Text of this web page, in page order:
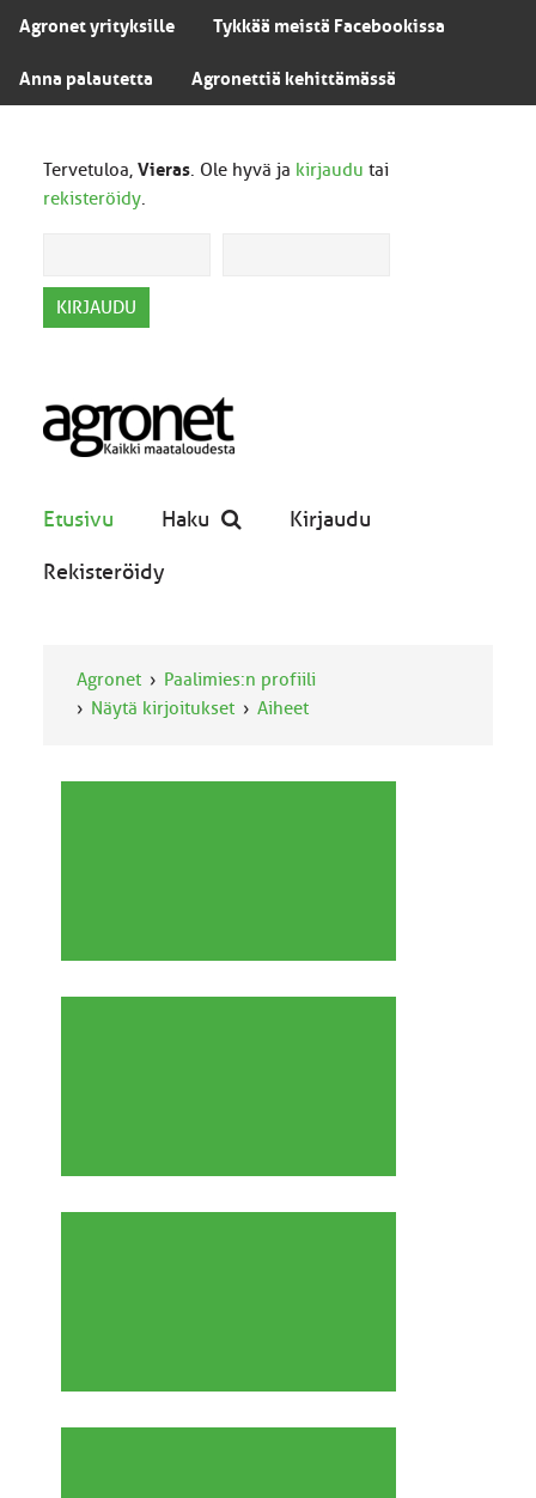
Agronet yrityksille Tykkää meistä Facebookissa
Anna palautetta Agronettiä kehittämässä
Tervetuloa, Vieras. Ole hyvä ja kirjaudu tai
rekisteröidy.
Etusivu Haku Kirjaudu
Rekisteröidy
Agronet
Paalimies:n profiili
Näytä kirjoitukset
Aiheet